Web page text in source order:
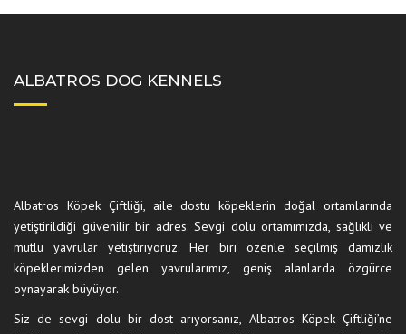
ALBATROS DOG KENNELS
Albatros Köpek Çiftliği, aile dostu köpeklerin doğal ortamlarında
yetiştirildiği güvenilir bir adres. Sevgi dolu ortamımızda, sağlıklı ve
mutlu yavrular yetiştiriyoruz. Her biri özenle seçilmiş damızlık
köpeklerimizden gelen yavrularımız, geniş alanlarda özgürce
oynayarak büyüyor.
Siz de sevgi dolu bir dost arıyorsanız, Albatros Köpek Çiftliği’ne